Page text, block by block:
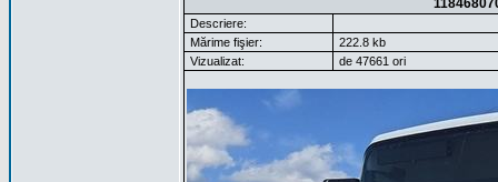
Descriere:
Mărime fişier:
222.8 kb
Vizualizat:
de 47661 ori